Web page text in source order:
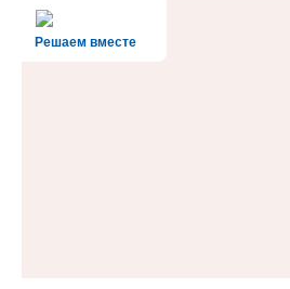
Решаем вместе